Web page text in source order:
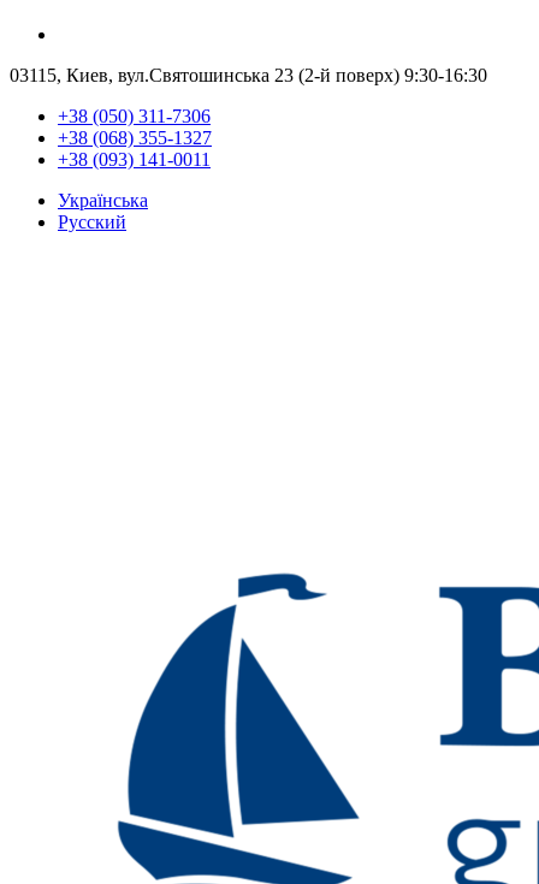
03115, Киев, вул.Святошинська 23 (2-й поверх) 9:30-16:30
+38 (050) 311-7306
+38 (068) 355-1327
+38 (093) 141-0011
Українська
Русский